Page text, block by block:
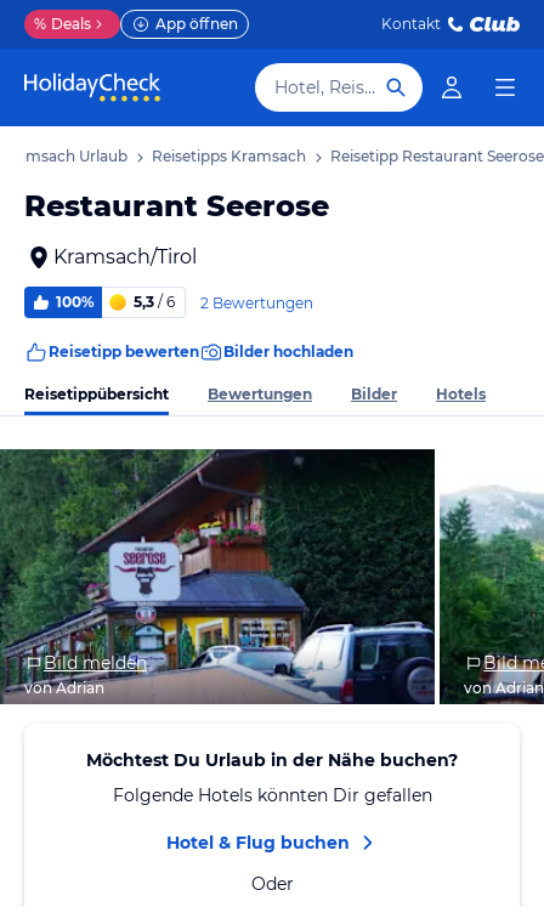
% Deals App öffnen Kontakt
Hotel, Reiseziel
Kramsach Urlaub Reisetipps Kramsach Reisetipp Restaurant Seerose
Restaurant Seerose
Kramsach/Tirol
100% 5,3 / 6 2 Bewertungen
Reisetipp bewerten Bilder hochladen
Reisetippübersicht Bewertungen Bilder Hotels
Bild melden
von Adrian
Bild
von Adrian
Möchtest Du Urlaub in der Nähe buchen?
Folgende Hotels könnten Dir gefallen
Hotel & Flug buchen
Oder